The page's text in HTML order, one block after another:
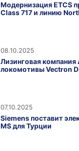
Модернизация ETCS
Class 717 и линию
08.10.2025
Лизинговая компания
локомотивы Vectron
07.10.2025
Siemens поставит
MS для Турции